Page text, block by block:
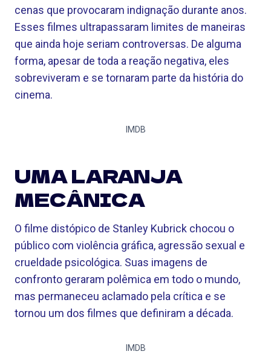
cenas que provocaram indignação durante anos.
Esses filmes ultrapassaram limites de maneiras
que ainda hoje seriam controversas. De alguma
forma, apesar de toda a reação negativa, eles
sobreviveram e se tornaram parte da história do
cinema.
IMDB
UMA LARANJA
MECÂNICA
O filme distópico de Stanley Kubrick chocou o
público com violência gráfica, agressão sexual e
crueldade psicológica. Suas imagens de
confronto geraram polêmica em todo o mundo,
mas permaneceu aclamado pela crítica e se
tornou um dos filmes que definiram a década.
IMDB